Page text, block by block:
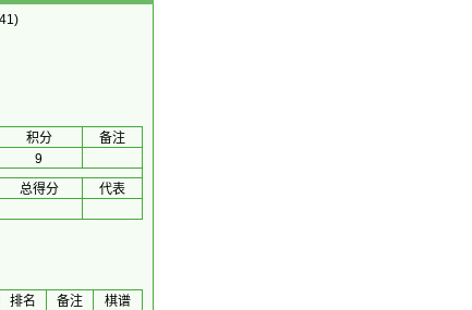
积分
备注
9
总得分
代表
排名 备注
棋谱